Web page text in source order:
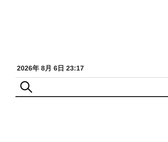
2026年 8月 6日 23:17